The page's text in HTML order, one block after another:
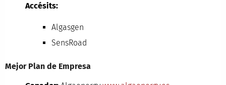
Accésits:
Algasgen
SensRoad
Mejor Plan de Empresa